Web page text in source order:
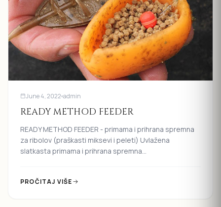
June 4, 2022 admin
READY METHOD FEEDER
READY METHOD FEEDER - primama i prihrana spremna
za ribolov (praškasti miksevi i peleti) Uvlažena
slatkasta primama i prihrana spremna...
PROČITAJ VIŠE